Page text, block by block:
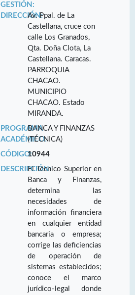
GESTIÓN:
DIRECCIÓN:Av. Ppal. de La
Castellana, cruce con
calle Los Granados,
Qta. Doña Clota, La
Castellana. Caracas.
PARROQUIA
CHACAO.
MUNICIPIO
CHACAO. Estado
MIRANDA.
PROGRAMA
ACADÉMICO:
BANCA Y FINANZAS
(TÉCNICA)
CÓDIGO:10944
DESCRIPCIÓN:El Técnico Superior en
Banca y Finanzas,
determina las
necesidades de
información financiera
en cualquier entidad
bancaria o empresa;
corrige las deficiencias
de operación de
sistemas establecidos;
conoce el marco
jurídico-legal donde